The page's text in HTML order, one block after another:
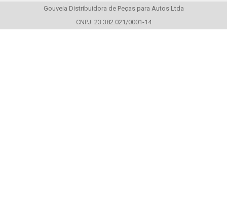
Gouveia Distribuidora de Peças para Autos Ltda
CNPJ: 23.382.021/0001-14